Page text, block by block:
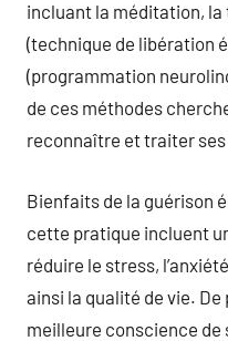
incluant la méditation, la
(technique de libération
(programmation
de ces méthodes
reconnaître et traiter
Bienfaits de la guérison
cette pratique incluent
réduire le stress,
ainsi la qualité de vie.
meilleure conscience de